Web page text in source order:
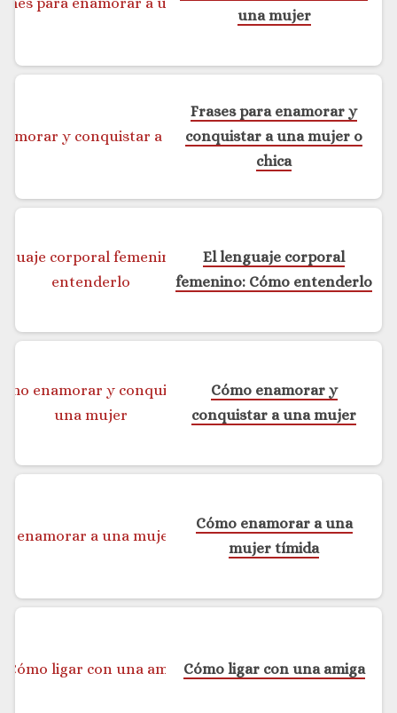
una mujer
Frases para enamorar y
conquistar a una mujer o
chica
El lenguaje corporal
femenino: Cómo entenderlo
Cómo enamorar y
conquistar a una mujer
Cómo enamorar a una
mujer tímida
Cómo ligar con una amiga